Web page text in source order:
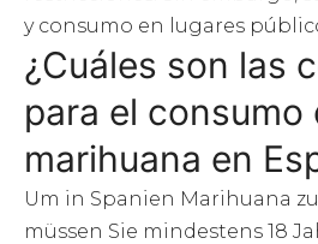
y consumo en lugares
¿Cuáles son las
para el consumo
marihuana en
Um in Spanien Marihuana
müssen Sie mindestens 18